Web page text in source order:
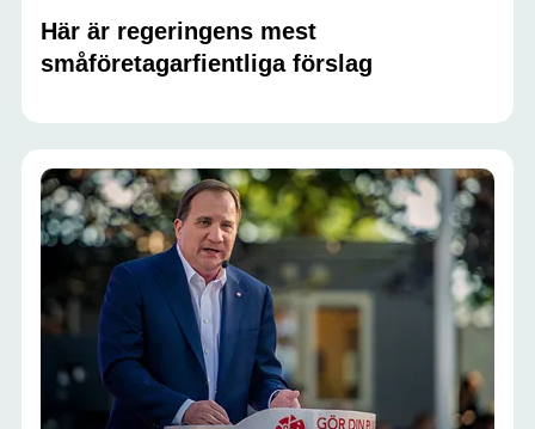
Här är regeringens mest
småföretagarfientliga förslag